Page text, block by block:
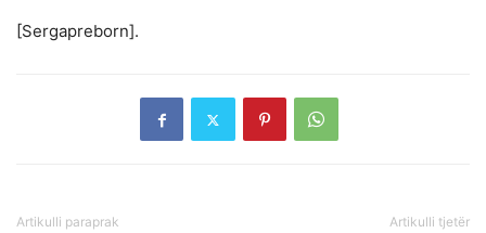
[Sergapreborn].
Artikulli paraprak Artikulli tjetër